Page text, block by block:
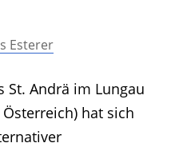
Archiv
Marke
Esterer
St. Andrä im Lungau
hat sich